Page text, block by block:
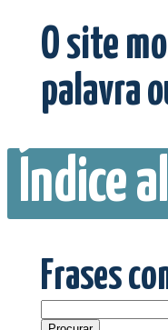
O site
palavra
Índice
Frases